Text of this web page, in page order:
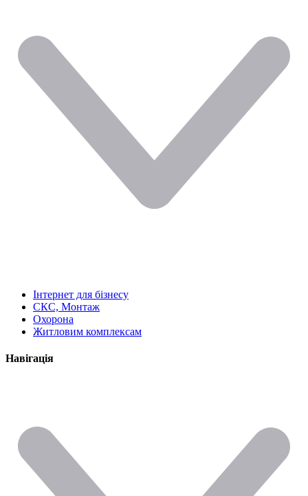
Інтернет для бізнесу
СКС, Монтаж
Охорона
Житловим комплексам
Навігація